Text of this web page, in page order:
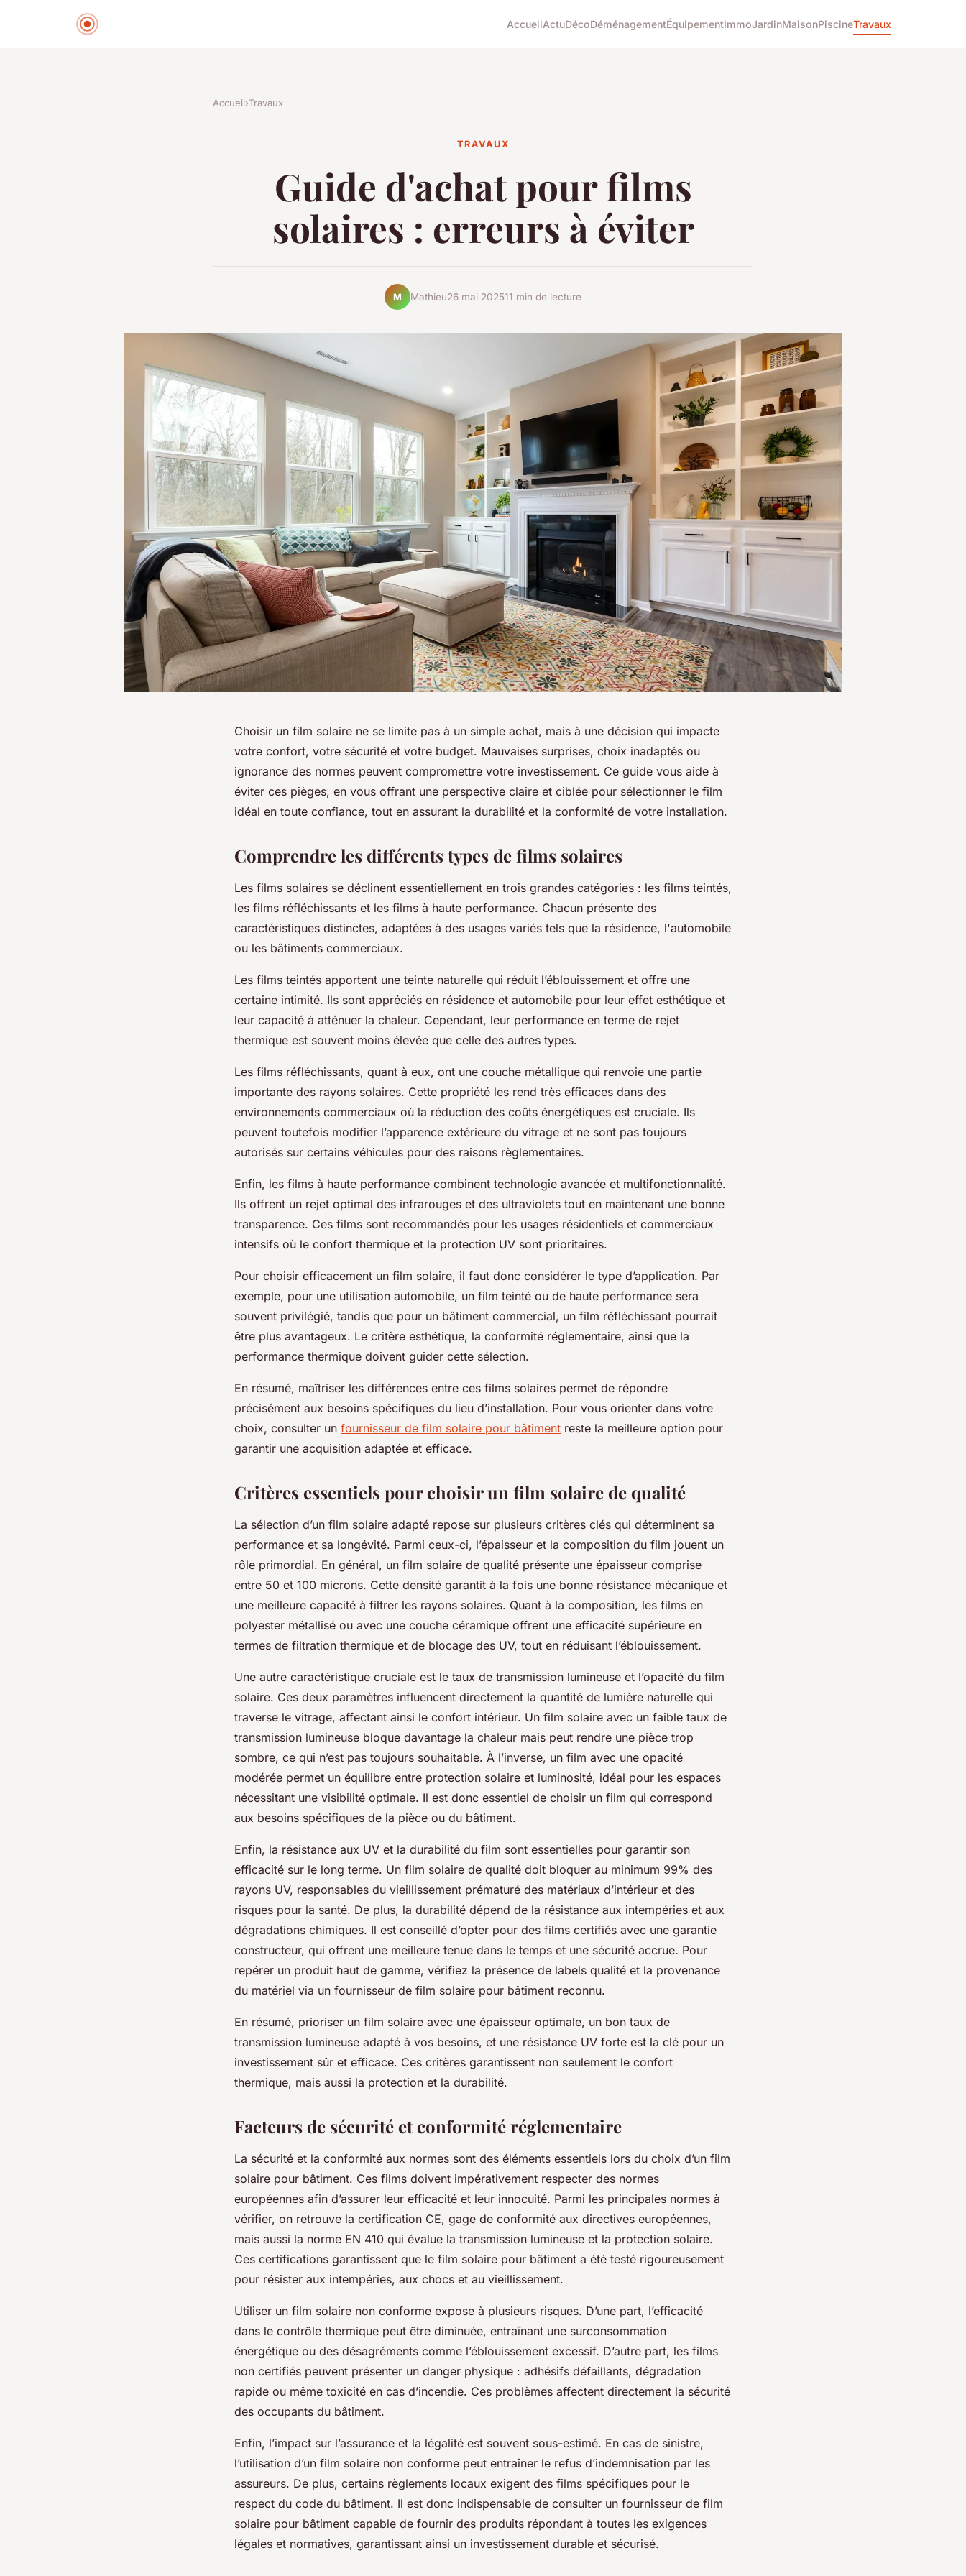
AccueilActuDécoDéménagementÉquipementImmoJardinMaisonPiscineTravaux
Accueil›Travaux
TRAVAUX
Guide d'achat pour films
solaires : erreurs à éviter
M Mathieu26 mai 202511 min de lecture
Choisir un film solaire ne se limite pas à un simple achat, mais à une décision qui impacte
votre confort, votre sécurité et votre budget. Mauvaises surprises, choix inadaptés ou
ignorance des normes peuvent compromettre votre investissement. Ce guide vous aide à
éviter ces pièges, en vous offrant une perspective claire et ciblée pour sélectionner le film
idéal en toute confiance, tout en assurant la durabilité et la conformité de votre installation.
Comprendre les différents types de films solaires
Les films solaires se déclinent essentiellement en trois grandes catégories : les films teintés,
les films réfléchissants et les films à haute performance. Chacun présente des
caractéristiques distinctes, adaptées à des usages variés tels que la résidence, l'automobile
ou les bâtiments commerciaux.
Les films teintés apportent une teinte naturelle qui réduit l’éblouissement et offre une
certaine intimité. Ils sont appréciés en résidence et automobile pour leur effet esthétique et
leur capacité à atténuer la chaleur. Cependant, leur performance en terme de rejet
thermique est souvent moins élevée que celle des autres types.
Les films réfléchissants, quant à eux, ont une couche métallique qui renvoie une partie
importante des rayons solaires. Cette propriété les rend très efficaces dans des
environnements commerciaux où la réduction des coûts énergétiques est cruciale. Ils
peuvent toutefois modifier l’apparence extérieure du vitrage et ne sont pas toujours
autorisés sur certains véhicules pour des raisons règlementaires.
Enfin, les films à haute performance combinent technologie avancée et multifonctionnalité.
Ils offrent un rejet optimal des infrarouges et des ultraviolets tout en maintenant une bonne
transparence. Ces films sont recommandés pour les usages résidentiels et commerciaux
intensifs où le confort thermique et la protection UV sont prioritaires.
Pour choisir efficacement un film solaire, il faut donc considérer le type d’application. Par
exemple, pour une utilisation automobile, un film teinté ou de haute performance sera
souvent privilégié, tandis que pour un bâtiment commercial, un film réfléchissant pourrait
être plus avantageux. Le critère esthétique, la conformité réglementaire, ainsi que la
performance thermique doivent guider cette sélection.
En résumé, maîtriser les différences entre ces films solaires permet de répondre
précisément aux besoins spécifiques du lieu d’installation. Pour vous orienter dans votre
choix, consulter un fournisseur de film solaire pour bâtiment reste la meilleure option pour
garantir une acquisition adaptée et efficace.
Critères essentiels pour choisir un film solaire de qualité
La sélection d’un film solaire adapté repose sur plusieurs critères clés qui déterminent sa
performance et sa longévité. Parmi ceux-ci, l’épaisseur et la composition du film jouent un
rôle primordial. En général, un film solaire de qualité présente une épaisseur comprise
entre 50 et 100 microns. Cette densité garantit à la fois une bonne résistance mécanique et
une meilleure capacité à filtrer les rayons solaires. Quant à la composition, les films en
polyester métallisé ou avec une couche céramique offrent une efficacité supérieure en
termes de filtration thermique et de blocage des UV, tout en réduisant l’éblouissement.
Une autre caractéristique cruciale est le taux de transmission lumineuse et l’opacité du film
solaire. Ces deux paramètres influencent directement la quantité de lumière naturelle qui
traverse le vitrage, affectant ainsi le confort intérieur. Un film solaire avec un faible taux de
transmission lumineuse bloque davantage la chaleur mais peut rendre une pièce trop
sombre, ce qui n’est pas toujours souhaitable. À l’inverse, un film avec une opacité
modérée permet un équilibre entre protection solaire et luminosité, idéal pour les espaces
nécessitant une visibilité optimale. Il est donc essentiel de choisir un film qui correspond
aux besoins spécifiques de la pièce ou du bâtiment.
Enfin, la résistance aux UV et la durabilité du film sont essentielles pour garantir son
efficacité sur le long terme. Un film solaire de qualité doit bloquer au minimum 99% des
rayons UV, responsables du vieillissement prématuré des matériaux d’intérieur et des
risques pour la santé. De plus, la durabilité dépend de la résistance aux intempéries et aux
dégradations chimiques. Il est conseillé d’opter pour des films certifiés avec une garantie
constructeur, qui offrent une meilleure tenue dans le temps et une sécurité accrue. Pour
repérer un produit haut de gamme, vérifiez la présence de labels qualité et la provenance
du matériel via un fournisseur de film solaire pour bâtiment reconnu.
En résumé, prioriser un film solaire avec une épaisseur optimale, un bon taux de
transmission lumineuse adapté à vos besoins, et une résistance UV forte est la clé pour un
investissement sûr et efficace. Ces critères garantissent non seulement le confort
thermique, mais aussi la protection et la durabilité.
Facteurs de sécurité et conformité réglementaire
La sécurité et la conformité aux normes sont des éléments essentiels lors du choix d’un film
solaire pour bâtiment. Ces films doivent impérativement respecter des normes
européennes afin d’assurer leur efficacité et leur innocuité. Parmi les principales normes à
vérifier, on retrouve la certification CE, gage de conformité aux directives européennes,
mais aussi la norme EN 410 qui évalue la transmission lumineuse et la protection solaire.
Ces certifications garantissent que le film solaire pour bâtiment a été testé rigoureusement
pour résister aux intempéries, aux chocs et au vieillissement.
Utiliser un film solaire non conforme expose à plusieurs risques. D’une part, l’efficacité
dans le contrôle thermique peut être diminuée, entraînant une surconsommation
énergétique ou des désagréments comme l’éblouissement excessif. D’autre part, les films
non certifiés peuvent présenter un danger physique : adhésifs défaillants, dégradation
rapide ou même toxicité en cas d’incendie. Ces problèmes affectent directement la sécurité
des occupants du bâtiment.
Enfin, l’impact sur l’assurance et la légalité est souvent sous-estimé. En cas de sinistre,
l’utilisation d’un film solaire non conforme peut entraîner le refus d’indemnisation par les
assureurs. De plus, certains règlements locaux exigent des films spécifiques pour le
respect du code du bâtiment. Il est donc indispensable de consulter un fournisseur de film
solaire pour bâtiment capable de fournir des produits répondant à toutes les exigences
légales et normatives, garantissant ainsi un investissement durable et sécurisé.